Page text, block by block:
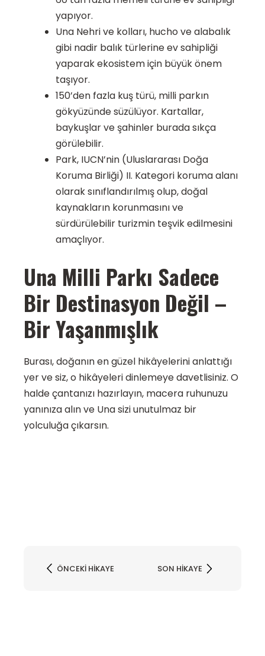
yapıyor.
Una Nehri ve kolları, hucho ve alabalık
gibi nadir balık türlerine ev sahipliği
yaparak ekosistem için büyük önem
taşıyor.
150’den fazla kuş türü, milli parkın
gökyüzünde süzülüyor. Kartallar,
baykuşlar ve şahinler burada sıkça
görülebilir.
Park, IUCN’nin (Uluslararası Doğa
Koruma Birliği) II. Kategori koruma alanı
olarak sınıflandırılmış olup, doğal
kaynakların korunmasını ve
sürdürülebilir turizmin teşvik edilmesini
amaçlıyor.
Una Milli Parkı Sadece
Bir Destinasyon Değil –
Bir Yaşanmışlık
Burası, doğanın en güzel hikâyelerini anlattığı
yer ve siz, o hikâyeleri dinlemeye davetlisiniz. O
halde çantanızı hazırlayın, macera ruhunuzu
yanınıza alın ve Una sizi unutulmaz bir
yolculuğa çıkarsın.
ÖNCEKI HIKAYE SON HIKAYE